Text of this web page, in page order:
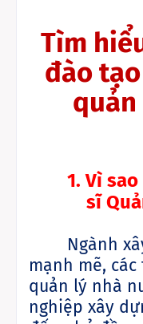
Tìm
đào
1. Vì
sĩ
Ngành
mạnh mẽ,
quản lý nhà
nghiệp xây